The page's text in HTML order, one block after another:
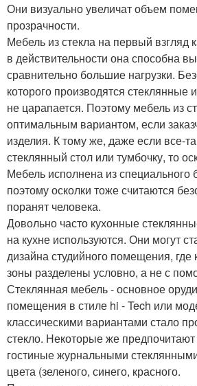
Они визуально увеличат объем
прозрачности.
Мебель из стекла на первый взгляд
в действительности она способна
сравнительно большие нагрузки.
которого производятся стеклянные
не царапается. Поэтому мебель из
оптимальным вариантом, если
изделия. К тому же, даже если все-
стеклянный стол или тумбочку, то
Мебель исполнена из специального
поэтому осколки тоже считаются
поранят человека.
Довольно часто кухонные
на кухне используются. Они могут
дизайна студийного помещения, где
зоны разделены условно, а не с
Стеклянная мебель - основное
помещения в стиле hi - Tech или
классическими вариантами стало
стекло. Некоторые же
гостиные журнальными
цвета (зеленого, синего, красного.